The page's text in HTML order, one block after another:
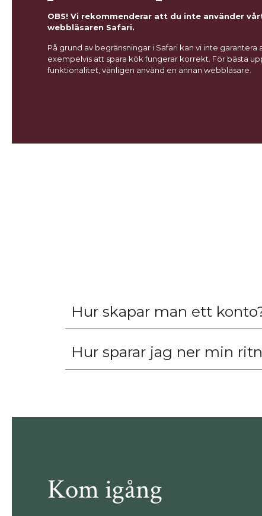
OBS! Vi rekommenderar att du inte använder
webbläsaren Safari.
På grund av begränsningar i Safari kan vi inte garantera
exempelvis att spara kök fungerar korrekt. För bästa
funktionalitet, vänligen använd en annan webbläsare.
Hur skapar man ett
Hur sparar jag ner min
Kom igång